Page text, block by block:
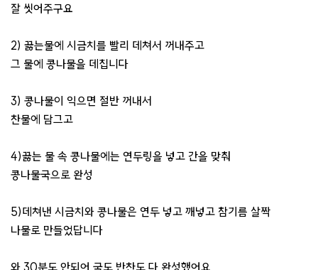
잘 씻어주구요
2) 끓는물에 시금치를 빨리 데쳐서 꺼내주고
그 물에 콩나물을 데칩니다
3) 콩나물이 익으면 절반 꺼내서
찬물에 담그고
4)끓는 물 속 콩나물에는 연두링을 넣고 간을 맞춰
콩나물국으로 완성
5)데쳐낸 시금치와 콩나물은 연두 넣고 깨넣고 참기름 살짝
나물로 만들었답니다
와 30분도 안되어 국도 반찬도 다 완성했어요